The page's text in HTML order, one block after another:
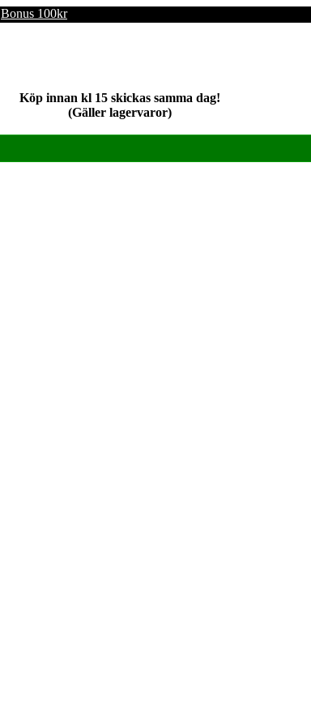
Bonus 100kr
Köp innan kl 15 skickas samma dag!
(Gäller lagervaror)